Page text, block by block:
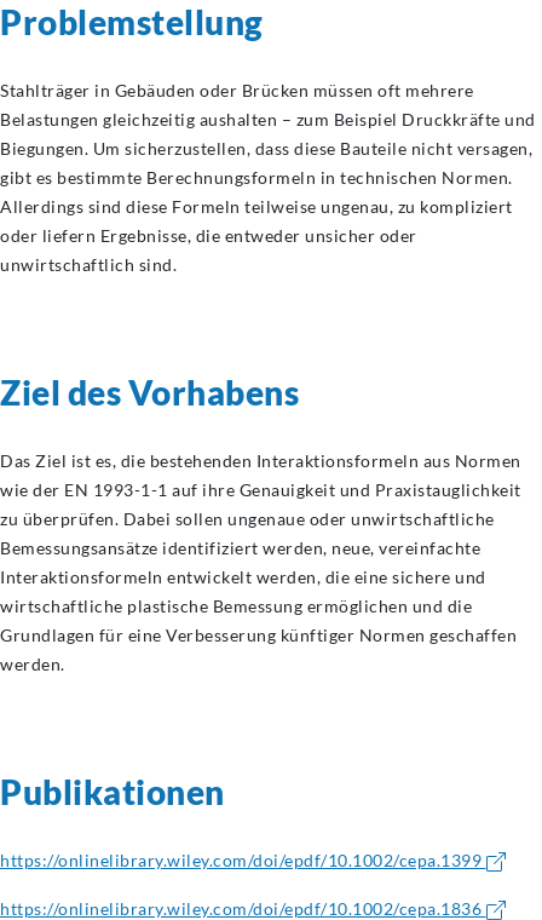
Problemstellung
Stahlträger in Gebäuden oder Brücken müssen oft mehrere
Belastungen gleichzeitig aushalten – zum Beispiel Druckkräfte und
Biegungen. Um sicherzustellen, dass diese Bauteile nicht versagen,
gibt es bestimmte Berechnungsformeln in technischen Normen.
Allerdings sind diese Formeln teilweise ungenau, zu kompliziert
oder liefern Ergebnisse, die entweder unsicher oder
unwirtschaftlich sind.
Ziel des Vorhabens
Das Ziel ist es, die bestehenden Interaktionsformeln aus Normen
wie der EN 1993-1-1 auf ihre Genauigkeit und Praxistauglichkeit
zu überprüfen. Dabei sollen ungenaue oder unwirtschaftliche
Bemessungsansätze identifiziert werden, neue, vereinfachte
Interaktionsformeln entwickelt werden, die eine sichere und
wirtschaftliche plastische Bemessung ermöglichen und die
Grundlagen für eine Verbesserung künftiger Normen geschaffen
werden.
Publikationen
https://onlinelibrary.wiley.com/doi/epdf/10.1002/cepa.1399
https://onlinelibrary.wiley.com/doi/epdf/10.1002/cepa.1836